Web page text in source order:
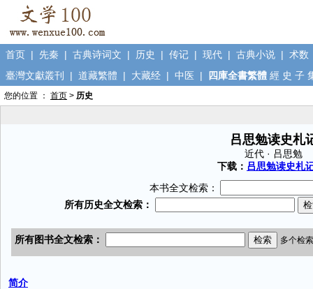
首页 | 先秦 | 古典诗词文 | 历史 | 传记 | 现代 | 古典小说 | 术数
臺灣文獻叢刊
| 道藏繁體 | 大藏经 | 中医 | 四庫全書繁體 經 史 子
您的位置 ： 首页 > 历史
吕思勉读史札
近代 · 吕思勉
下载： 吕思勉读史札
本书全文检索：
简介